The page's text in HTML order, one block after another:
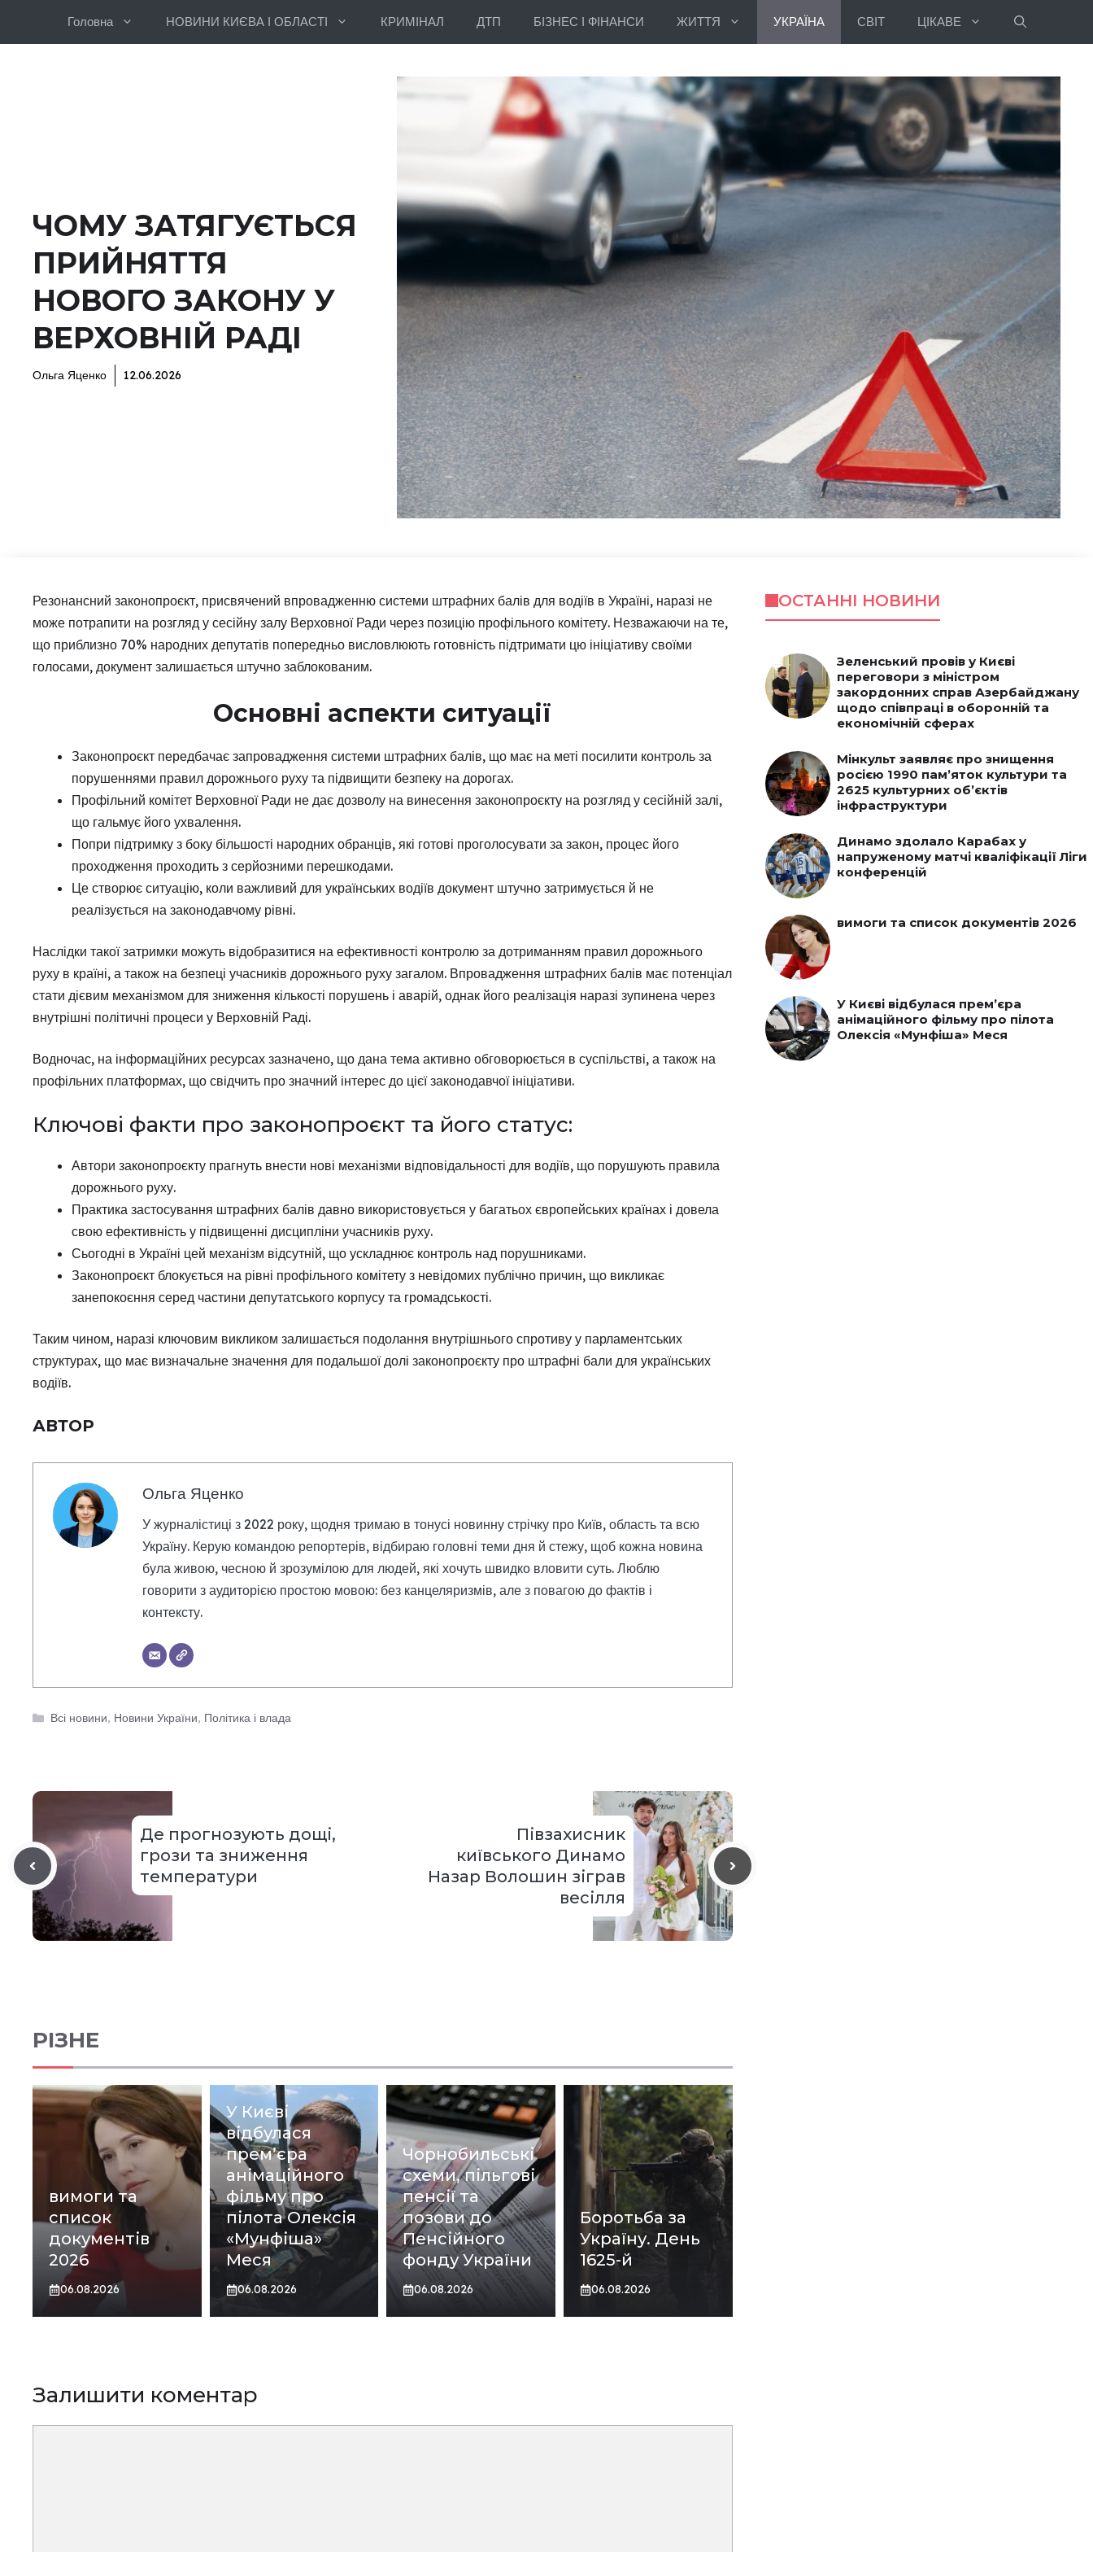
Головна НОВИНИ КИЄВА І ОБЛАСТІ КРИМІНАЛ ДТП БІЗНЕС І ФІНАНСИ ЖИТТЯ УКРАЇНА СВІТ ЦІКАВЕ
ЧОМУ ЗАТЯГУЄТЬСЯ
ПРИЙНЯТТЯ
НОВОГО ЗАКОНУ У
ВЕРХОВНІЙ РАДІ
Ольга Яценко 12.06.2026
Резонансний законопроєкт, присвячений впровадженню системи штрафних балів для водіїв в Україні, наразі не
може потрапити на розгляд у сесійну залу Верховної Ради через позицію профільного комітету. Незважаючи на те,
що приблизно 70% народних депутатів попередньо висловлюють готовність підтримати цю ініціативу своїми
голосами, документ залишається штучно заблокованим.
Основні аспекти ситуації
Законопроєкт передбачає запровадження системи штрафних балів, що має на меті посилити контроль за
порушеннями правил дорожнього руху та підвищити безпеку на дорогах.
Профільний комітет Верховної Ради не дає дозволу на винесення законопроєкту на розгляд у сесійній залі,
що гальмує його ухвалення.
Попри підтримку з боку більшості народних обранців, які готові проголосувати за закон, процес його
проходження проходить з серйозними перешкодами.
Це створює ситуацію, коли важливий для українських водіїв документ штучно затримується й не
реалізується на законодавчому рівні.
Наслідки такої затримки можуть відобразитися на ефективності контролю за дотриманням правил дорожнього
руху в країні, а також на безпеці учасників дорожнього руху загалом. Впровадження штрафних балів має потенціал
стати дієвим механізмом для зниження кількості порушень і аварій, однак його реалізація наразі зупинена через
внутрішні політичні процеси у Верховній Раді.
Водночас, на інформаційних ресурсах зазначено, що дана тема активно обговорюється в суспільстві, а також на
профільних платформах, що свідчить про значний інтерес до цієї законодавчої ініціативи.
Ключові факти про законопроєкт та його статус:
Автори законопроєкту прагнуть внести нові механізми відповідальності для водіїв, що порушують правила
дорожнього руху.
Практика застосування штрафних балів давно використовується у багатьох європейських країнах і довела
свою ефективність у підвищенні дисципліни учасників руху.
Сьогодні в Україні цей механізм відсутній, що ускладнює контроль над порушниками.
Законопроєкт блокується на рівні профільного комітету з невідомих публічно причин, що викликає
занепокоєння серед частини депутатського корпусу та громадськості.
Таким чином, наразі ключовим викликом залишається подолання внутрішнього спротиву у парламентських
структурах, що має визначальне значення для подальшої долі законопроєкту про штрафні бали для українських
водіїв.
АВТОР
Ольга Яценко
У журналістиці з 2022 року, щодня тримаю в тонусі новинну стрічку про Київ, область та всю
Україну. Керую командою репортерів, відбираю головні теми дня й стежу, щоб кожна новина
була живою, чесною й зрозумілою для людей, які хочуть швидко вловити суть. Люблю
говорити з аудиторією простою мовою: без канцеляризмів, але з повагою до фактів і
контексту.
Категорії
Всі новини, Новини України, Політика і влада
Де прогнозують дощі,
грози та зниження
температури
Півзахисник
київського Динамо
Назар Волошин зіграв
весілля
РІЗНЕ
вимоги та
список
документів
2026
06.08.2026
У Києві
відбулася
прем’єра
анімаційного
фільму про
пілота Олексія
«Мунфіша»
Меся
06.08.2026
Чорнобильські
схеми, пільгові
пенсії та
позови до
Пенсійного
фонду України
06.08.2026
Боротьба за
Україну. День
1625-й
06.08.2026
Залишити коментар
ОСТАННІ НОВИНИ
Зеленський провів у Києві
переговори з міністром
закордонних справ Азербайджану
щодо співпраці в оборонній та
економічній сферах
Мінкульт заявляє про знищення
росією 1990 пам’яток культури та
2625 культурних об’єктів
інфраструктури
Динамо здолало Карабах у
напруженому матчі кваліфікації Ліги
конференцій
вимоги та список документів 2026
У Києві відбулася прем’єра
анімаційного фільму про пілота
Олексія «Мунфіша» Меся